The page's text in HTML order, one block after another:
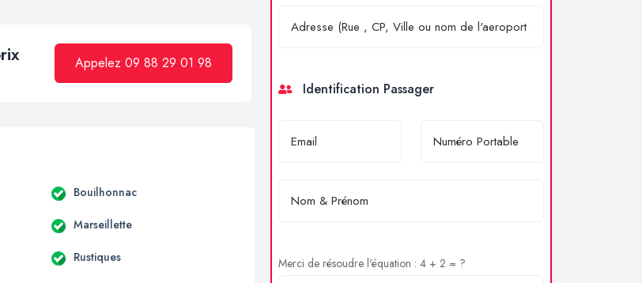
Appelez 09 88 29 01 98
Bouilhonnac
Marseillette
Rustiques
Identification Passager
Merci de résoudre l'équation : 4 + 2 = ?